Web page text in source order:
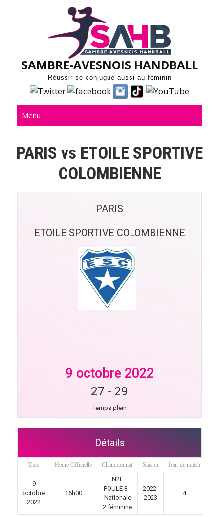
SAMBRE-AVESNOIS HANDBALL
Réussir se conjugue aussi au féminin
Menu
PARIS vs ETOILE SPORTIVE
COLOMBIENNE
PARIS
ETOILE SPORTIVE COLOMBIENNE
9 octobre 2022
27 - 29
Temps plein
Détails
Date Heure Officielle Championnat Saison Jour de match
9
octobre
2022
16h00
N2F
POULE 3 -
Nationale
2 féminine
2022-
2023
4